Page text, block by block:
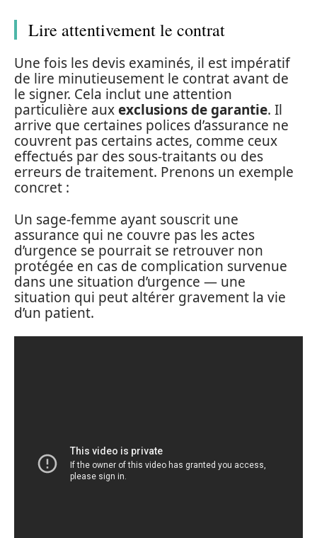
Lire attentivement le contrat
Une fois les devis examinés, il est impératif
de lire minutieusement le contrat avant de
le signer. Cela inclut une attention
particulière auxexclusions de garantie. Il
arrive que certaines polices d’assurance ne
couvrent pas certains actes, comme ceux
effectués par des sous-traitants ou des
erreurs de traitement. Prenons un exemple
concret :
Un sage-femme ayant souscrit une
assurance qui ne couvre pas les actes
d’urgence se pourrait se retrouver non
protégée en cas de complication survenue
dans une situation d’urgence — une
situation qui peut altérer gravement la vie
d’un patient.